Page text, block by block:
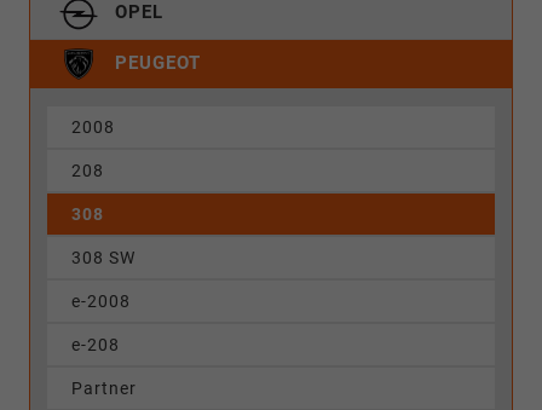
OPEL
PEUGEOT
2008
208
308
308 SW
e-2008
e-208
Partner